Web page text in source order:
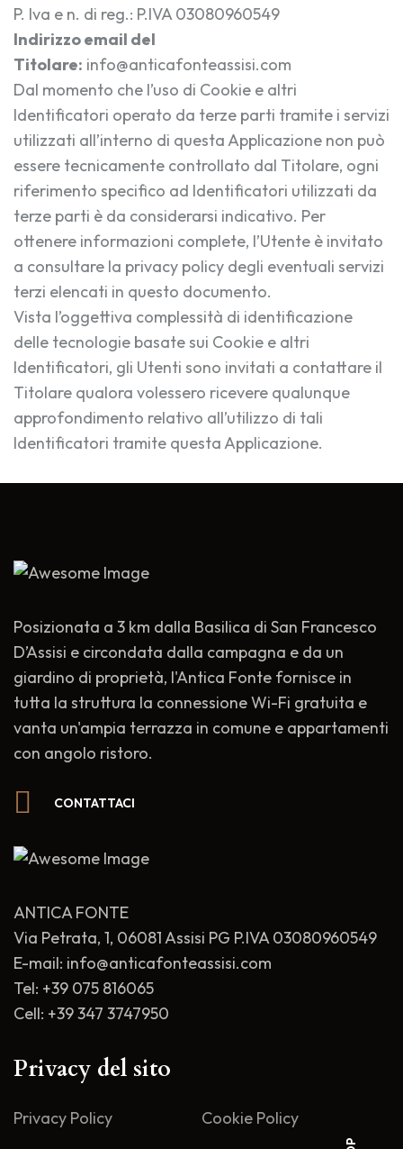
P. Iva e n. di reg.: P.IVA 03080960549
Indirizzo email del
Titolare: info@anticafonteassisi.com
Dal momento che l’uso di Cookie e altri
Identificatori operato da terze parti tramite i servizi
utilizzati all’interno di questa Applicazione non può
essere tecnicamente controllato dal Titolare, ogni
riferimento specifico ad Identificatori utilizzati da
terze parti è da considerarsi indicativo. Per
ottenere informazioni complete, l’Utente è invitato
a consultare la privacy policy degli eventuali servizi
terzi elencati in questo documento.
Vista l’oggettiva complessità di identificazione
delle tecnologie basate sui Cookie e altri
Identificatori, gli Utenti sono invitati a contattare il
Titolare qualora volessero ricevere qualunque
approfondimento relativo all’utilizzo di tali
Identificatori tramite questa Applicazione.
Posizionata a 3 km dalla Basilica di San Francesco
D’Assisi e circondata dalla campagna e da un
giardino di proprietà, l'Antica Fonte fornisce in
tutta la struttura la connessione Wi-Fi gratuita e
vanta un'ampia terrazza in comune e appartamenti
con angolo ristoro.
CONTATTACI
ANTICA FONTE
Via Petrata, 1, 06081 Assisi PG P.IVA 03080960549
E-mail: info@anticafonteassisi.com
Tel: +39 075 816065
Cell: +39 347 3747950
Privacy del sito
Privacy Policy Cookie Policy